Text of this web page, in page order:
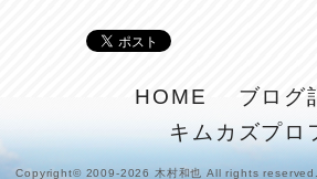
HOME
ブログ
キムカズプロ
Copyright© 2009-2026 木村和也 All rights reserved.